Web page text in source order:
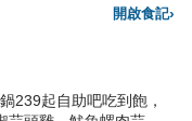
開啟食記›
239起自助吧吃到飽，